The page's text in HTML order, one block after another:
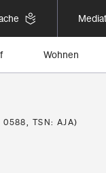
Wohnen
0588, TSN: AJA)